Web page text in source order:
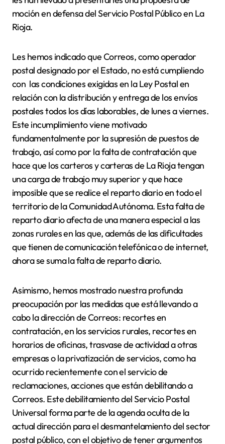
moción en defensa del Servicio Postal Público en La
Rioja.
Les hemos indicado que Correos, como operador
postal designado por el Estado, no está cumpliendo
con las condiciones exigidas en la Ley Postal en
relación con la distribución y entrega de los envíos
postales todos los días laborables, de lunes a viernes.
Este incumplimiento viene motivado
fundamentalmente por la supresión de puestos de
trabajo, así como por la falta de contratación que
hace que los carteros y carteras de La Rioja tengan
una carga de trabajo muy superior y que hace
imposible que se realice el reparto diario en todo el
territorio de la Comunidad Autónoma. Esta falta de
reparto diario afecta de una manera especial a las
zonas rurales en las que, además de las dificultades
que tienen de comunicación telefónica o de internet,
ahora se suma la falta de reparto diario.
Asimismo, hemos mostrado nuestra profunda
preocupación por las medidas que está llevando a
cabo la dirección de Correos: recortes en
contratación, en los servicios rurales, recortes en
horarios de oficinas, trasvase de actividad a otras
empresas o la privatización de servicios, como ha
ocurrido recientemente con el servicio de
reclamaciones, acciones que están debilitando a
Correos. Este debilitamiento del Servicio Postal
Universal forma parte de la agenda oculta de la
actual dirección para el desmantelamiento del sector
postal público, con el objetivo de tener argumentos